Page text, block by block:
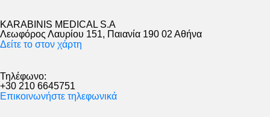
KARABINIS MEDICAL S.A
Λεωφόρος Λαυρίου 151, Παιανία 190 02 Αθήνα
Δείτε το στον χάρτη
Τηλέφωνο:
+30 210 6645751
Επικοινωνήστε τηλεφωνικά